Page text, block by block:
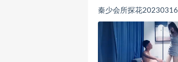
秦少会所探花20230316